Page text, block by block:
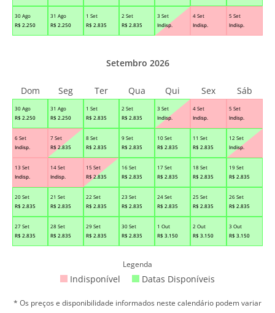
30 Ago
R$ 2.250
31 Ago
R$ 2.250
1 Set
R$ 2.835
2 Set
R$ 2.835
3 Set
Indisp.
4 Set
Indisp.
5 Set
Indisp.
30 Ago
R$ 2.250
31 Ago
R$ 2.250
1 Set
R$ 2.835
2 Set
R$ 2.835
3 Set
Indisp.
4 Set
Indisp.
5 Set
Indisp.
6 Set
Indisp.
7 Set
R$ 2.835
8 Set
R$ 2.835
9 Set
R$ 2.835
10 Set
R$ 2.835
11 Set
R$ 2.835
12 Set
Indisp.
13 Set
Indisp.
14 Set
Indisp.
15 Set
R$ 2.835
16 Set
R$ 2.835
17 Set
R$ 2.835
18 Set
R$ 2.835
19 Set
R$ 2.835
20 Set
R$ 2.835
21 Set
R$ 2.835
22 Set
R$ 2.835
23 Set
R$ 2.835
24 Set
R$ 2.835
25 Set
R$ 2.835
26 Set
R$ 2.835
27 Set
R$ 2.835
28 Set
R$ 2.835
29 Set
R$ 2.835
30 Set
R$ 2.835
1 Out
R$ 3.150
2 Out
R$ 3.150
3 Out
R$ 3.150
Setembro 2026
Dom Seg Ter Qua Qui Sex Sáb
Legenda
Indisponível Datas Disponíveis
* Os preços e disponibilidade informados neste calendário podem variar